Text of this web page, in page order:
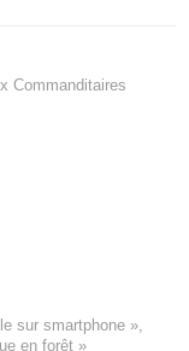
Commanditaires
sur smartphone »,
en forêt »